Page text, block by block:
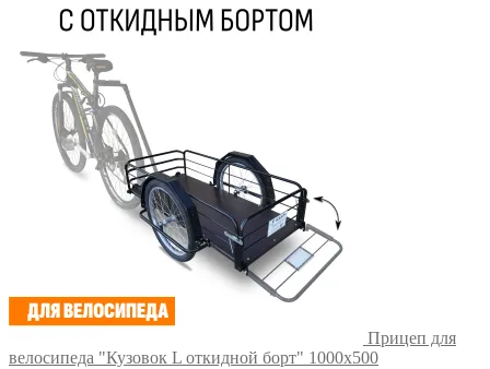
800 ₽.
Прицеп для
велосипеда "Кузовок L откидной борт" 1000х500